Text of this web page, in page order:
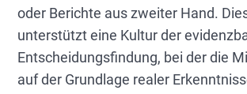
oder Berichte aus zweiter Hand.
unterstützt eine Kultur der
Entscheidungsfindung, bei der die
auf der Grundlage realer